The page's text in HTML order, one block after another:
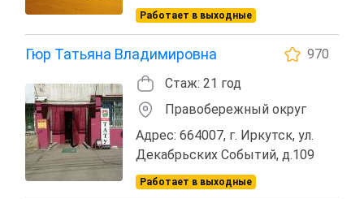
Работает в выходные
Гюр Татьяна Владимировна
970
Стаж: 21 год
Правобережный округ
Адрес: 664007, г. Иркутск, ул.
Декабрьских Событий, д.109
Работает в выходные